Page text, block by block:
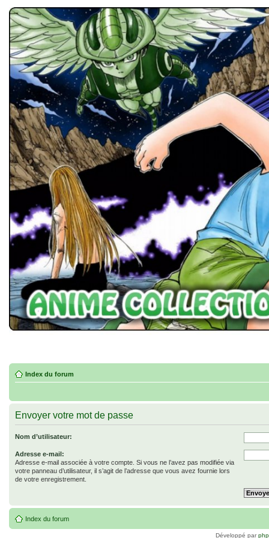
Index du forum
Envoyer votre mot de passe
Nom d’utilisateur:
Adresse e-mail:
Adresse e-mail associée à votre compte. Si vous ne l’avez pas modifiée via
votre panneau d’utilisateur, il s’agit de l’adresse que vous avez fournie lors
de votre enregistrement.
Index du forum
Développé par